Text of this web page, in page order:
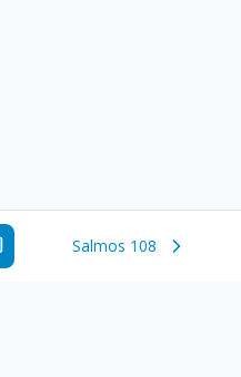
Salmos 108